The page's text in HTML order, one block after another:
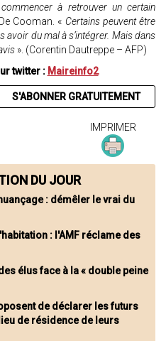
à retrouver un certain
Cooman. « Certains peuvent être
avoir du mal à s’intégrer. Mais dans
». (Corentin Dautreppe – AFP)
twitter : Maireinfo2
S'ABONNER GRATUITEMENT
IMPRIMER
DU JOUR
: démêler le vrai du
: l'AMF réclame des
élus face à la « double peine
de déclarer les futurs
de résidence de leurs